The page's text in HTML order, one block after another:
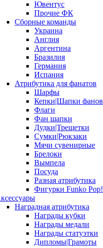
Ювентус
Прочие ФК
Сборные команды
Украина
Англия
Аргентина
Бразилия
Германия
Испания
Атрибутика для фанатов
Шарфы
Кепки|Шапки фанов
Флаги
Фан шапки
Дудки|Трещетки
Сумки|Рюкзаки
Мячи сувенирные
Брелоки
Вымпела
Посуда
Разная атрибутика
Фигурки Funko Pop!
Наградная атрибутика
Награды кубки
Награды медали
Награды статуэтки
Дипломы|Грамоты